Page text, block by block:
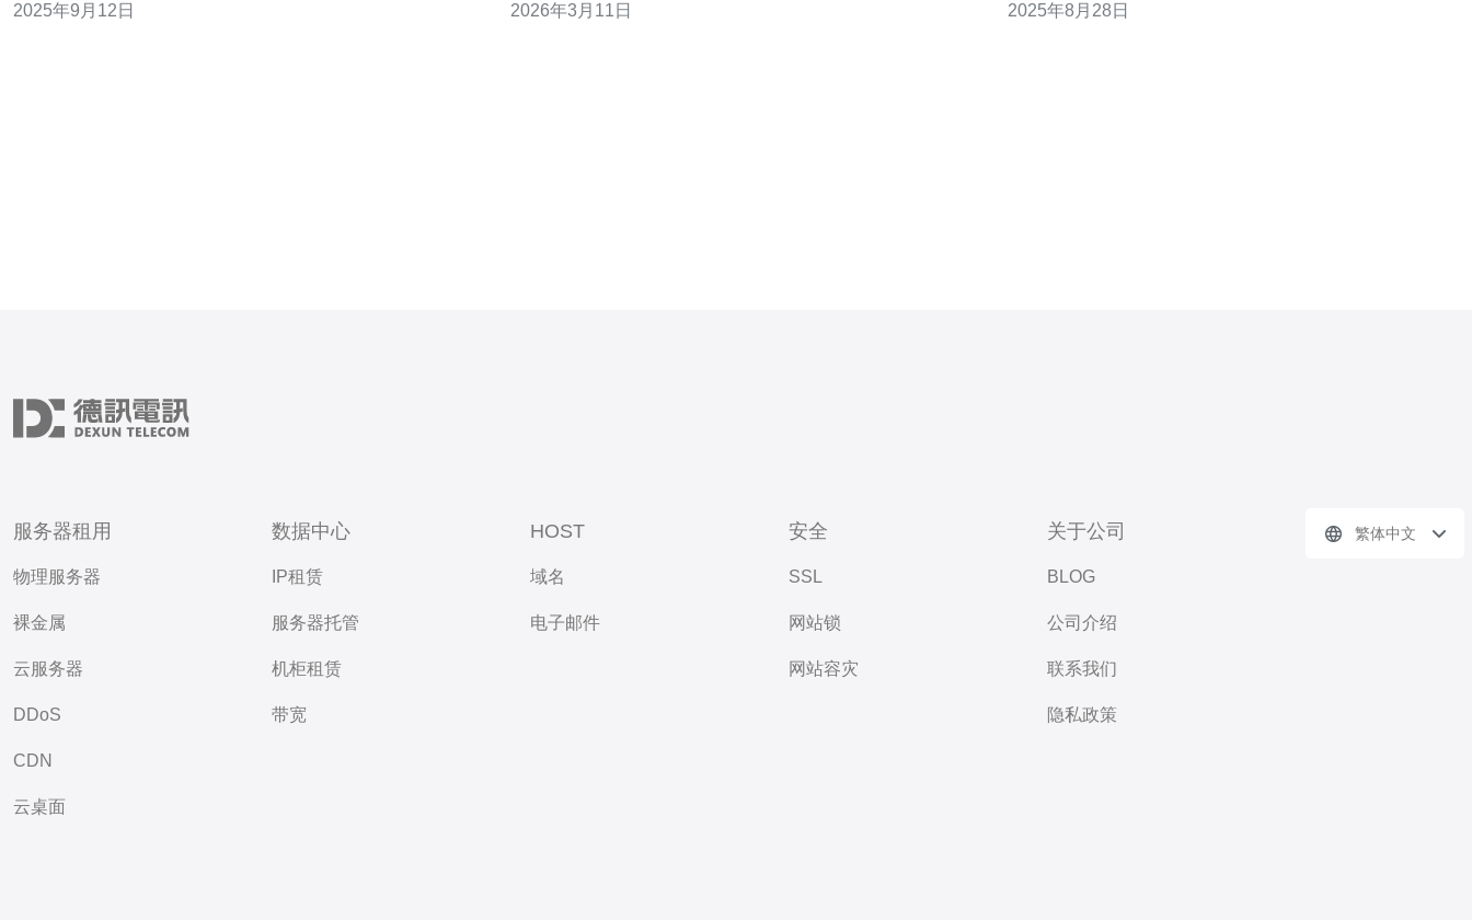
题及解决方案，帮助用户快速解决技术难题。 以下是我们
2025年9月12日
帮助你从新手快速上手到达到稳定的高水平匹配体验。 东
2026年3月11日
常在50-100美元之间。如果选择独立服务器，费用可能在
2025年8月28日
服务器租用
物理服务器
裸金属
云服务器
DDoS
CDN
云桌面
数据中心
IP租赁
服务器托管
机柜租赁
带宽
HOST
域名
电子邮件
安全
SSL
网站锁
网站容灾
关于公司
BLOG
公司介绍
联系我们
隐私政策
繁体中文